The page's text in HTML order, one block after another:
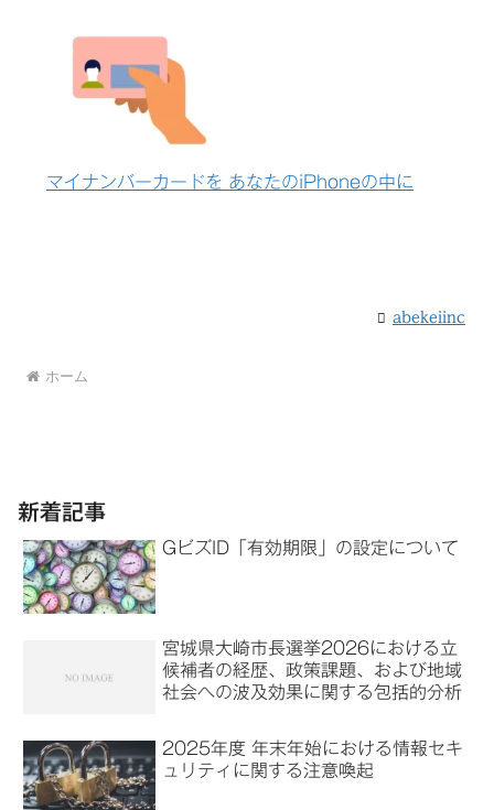
マイナンバーカードを あなたのiPhoneの中に
abekeiinc
ホーム
新着記事
GビズID「有効期限」の設定について
宮城県大崎市長選挙2026における立
候補者の経歴、政策課題、および地域
社会への波及効果に関する包括的分析
2025年度 年末年始における情報セキ
ュリティに関する注意喚起